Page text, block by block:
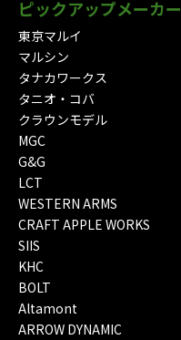
ピックアップメーカー
東京マルイ
マルシン
タナカワークス
タニオ・コバ
クラウンモデル
MGC
G&G
LCT
WESTERN ARMS
CRAFT APPLE WORKS
SIIS
KHC
BOLT
Altamont
ARROW DYNAMIC